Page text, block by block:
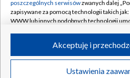
System NOS
Informacje o nadawcy
Program dla prasy
Kontakt
Kanały
©2026 Telewizja Polska
poszczególnych serwisówzwanych dalej
zapisywane za pomocą technologii takich
WWW lub innych podobnych technologii
ruchu w Internecie.
Twoje dane osobowe zbierane podczas
poszczególnych serwisówna Portalu, takie
Ustawienia
Akceptuję i